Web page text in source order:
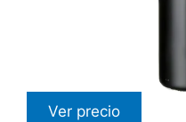
Ver precio